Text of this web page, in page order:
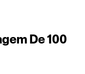
De 100